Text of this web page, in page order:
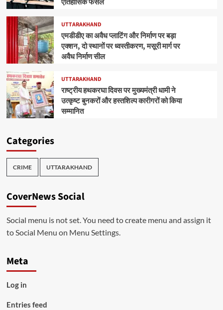
ऐतिहासिक फैसले
UTTARAKHAND
एमडीडीए का अवैध प्लाटिंग और निर्माण पर बड़ा
एक्शन, दो स्थानों पर ध्वस्तीकरण, मसूरी मार्ग पर
अवैध निर्माण सील
UTTARAKHAND
राष्ट्रीय हथकरघा दिवस पर मुख्यमंत्री धामी ने
उत्कृष्ट बुनकरों और हस्तशिल्प कारीगरों को किया
सम्मानित
Categories
CRIME UTTARAKHAND
CoverNews Social
Social menu is not set. You need to create menu and assign it
to Social Menu on Menu Settings.
Meta
Log in
Entries feed